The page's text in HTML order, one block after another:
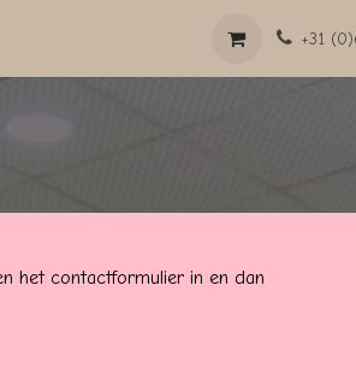
+31
het contactformulier in en dan